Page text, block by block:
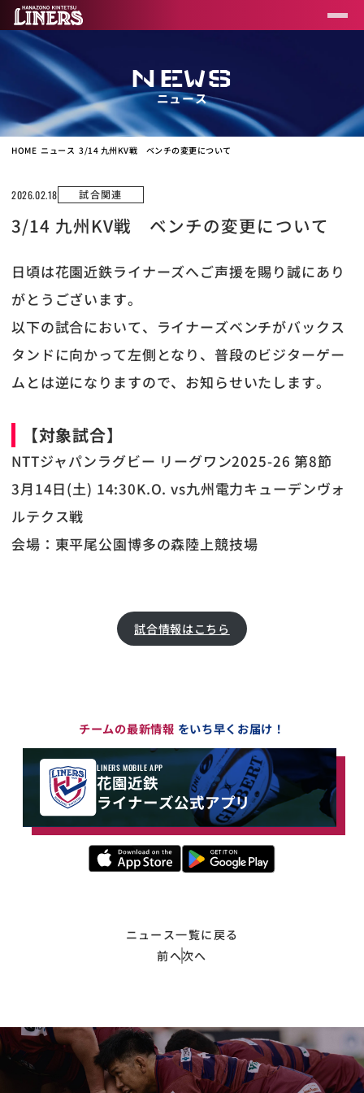
NEWS
ニュース
HOME ニュース 3/14 九州KV戦 ベンチの変更について
2026.02.18 試合関連
3/14 九州KV戦 ベンチの変更について
日頃は花園近鉄ライナーズへご声援を賜り誠にあり
がとうございます。
以下の試合において、ライナーズベンチがバックス
タンドに向かって左側となり、普段のビジターゲー
ムとは逆になりますので、お知らせいたします。
【対象試合】
NTTジャパンラグビー リーグワン2025-26 第8節
3月14日(土) 14:30K.O. vs九州電力キューデンヴォ
ルテクス戦
会場：東平尾公園博多の森陸上競技場
試合情報はこちら
チームの最新情報 をいち早くお届け！
LINERS MOBILE APP
花園近鉄
ライナーズ公式アプリ
ニュース一覧に戻る
前へ次へ